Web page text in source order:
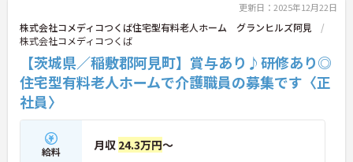
更新日：2025年12月22日
株式会社コメディコつくば住宅型有料老人ホーム グランヒルズ阿見
株式会社コメディコつくば
【茨城県／稲敷郡阿見町】賞与あり♪研修あり◎
住宅型有料老人ホームで介護職員の募集です〈正
社員〉
給料 月収 24.3万円～